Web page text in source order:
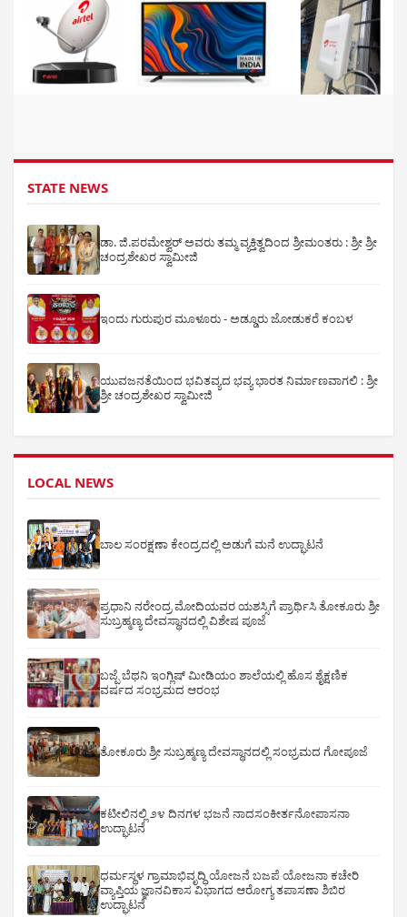
STATE NEWS
ಡಾ. ಜಿ.ಪರಮೇಶ್ವರ್ ಅವರು ತಮ್ಮ ವ್ಯಕ್ತಿತ್ವದಿಂದ ಶ್ರೀಮಂತರು : ಶ್ರೀ ಶ್ರೀ
ಚಂದ್ರಶೇಖರ ಸ್ವಾಮೀಜಿ
ಇಂದು ಗುರುಪುರ ಮೂಳೂರು - ಅಡ್ಡೂರು ಜೋಡುಕರೆ ಕಂಬಳ
ಯುವಜನತೆಯಿಂದ ಭವಿತವ್ಯದ ಭವ್ಯ ಭಾರತ ನಿರ್ಮಾಣವಾಗಲಿ : ಶ್ರೀ
ಶ್ರೀ ಚಂದ್ರಶೇಖರ ಸ್ವಾಮೀಜಿ
LOCAL NEWS
ಬಾಲ ಸಂರಕ್ಷಣಾ ಕೇಂದ್ರದಲ್ಲಿ ಅಡುಗೆ ಮನೆ ಉದ್ಘಾಟನೆ
ಪ್ರಧಾನಿ ನರೇಂದ್ರ ಮೋದಿಯವರ ಯಶಸ್ಸಿಗೆ ಪ್ರಾರ್ಥಿಸಿ ತೋಕೂರು ಶ್ರೀ
ಸುಬ್ರಹ್ಮಣ್ಯ ದೇವಸ್ಥಾನದಲ್ಲಿ ವಿಶೇಷ ಪೂಜೆ
ಬಜ್ಪೆ ಬೆಥನಿ ಇಂಗ್ಲಿಷ್ ಮೀಡಿಯಂ ಶಾಲೆಯಲ್ಲಿ ಹೊಸ ಶೈಕ್ಷಣಿಕ
ವರ್ಷದ ಸಂಭ್ರಮದ ಆರಂಭ
ತೋಕೂರು ಶ್ರೀ ಸುಬ್ರಹ್ಮಣ್ಯ ದೇವಸ್ಥಾನದಲ್ಲಿ ಸಂಭ್ರಮದ ಗೋಪೂಜೆ
ಕಟೀಲಿನಲ್ಲಿ ೨೪ ದಿನಗಳ ಭಜನೆ ನಾದಸಂಕೀರ್ತನೋಪಾಸನಾ
ಉದ್ಘಾಟನೆ
ಧರ್ಮಸ್ಥಳ ಗ್ರಾಮಾಭಿವೃದ್ಧಿ ಯೋಜನೆ ಬಜಪೆ ಯೋಜನಾ ಕಚೇರಿ
ವ್ಯಾಪ್ತಿಯ ಜ್ಞಾನವಿಕಾಸ ವಿಭಾಗದ ಆರೋಗ್ಯ ತಪಾಸಣಾ ಶಿಬಿರ
ಉದ್ಘಾಟನೆ